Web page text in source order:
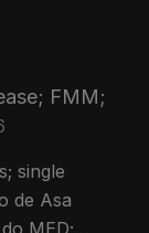
FMM;
single
de Asa
MED;